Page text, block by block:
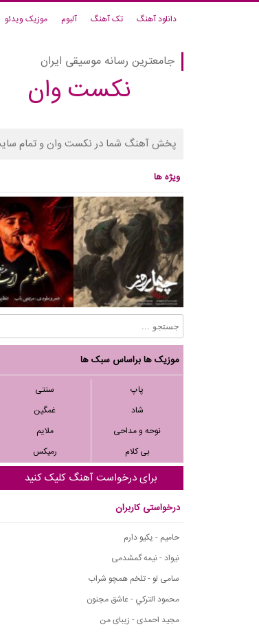
دانلود آهنگ تک آهنگ آلبوم موزیک ویدئو
جامعترین رسانه موسیقی ایران
نکست وان
پخش آهنگ شما در نکست وان و تمام
ویژه ها
موزیک ها براساس سبک ها
پاپ
سنتی
شاد
غمگین
نوحه و مداحی
ملایم
بی کلام
رمیکس
برای درخواست آهنگ کلیک کنید
درخواستی کاربران
حامیم - یکیو دارم
نیواد - نیمه گمشدمی
سامی لو - تلخم همچو شراب
محمود التركي - عاشق مجنون
مجید احمدی - زیبای من